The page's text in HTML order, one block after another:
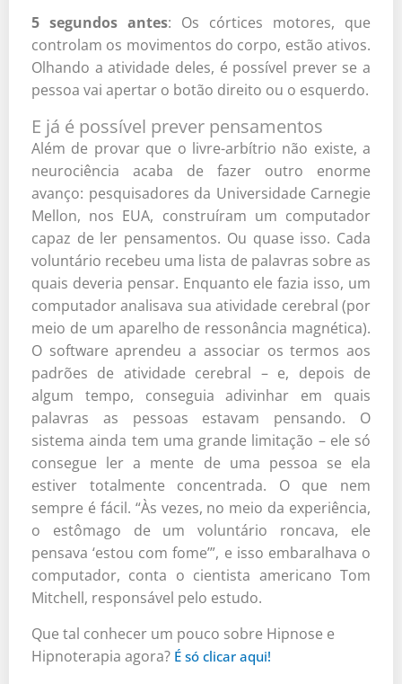
5 segundos antes: Os córtices motores, que
controlam os movimentos do corpo, estão ativos.
Olhando a atividade deles, é possível prever se a
pessoa vai apertar o botão direito ou o esquerdo.
E já é possível prever pensamentos
Além de provar que o livre-arbítrio não existe, a
neurociência acaba de fazer outro enorme
avanço: pesquisadores da Universidade Carnegie
Mellon, nos EUA, construíram um computador
capaz de ler pensamentos. Ou quase isso. Cada
voluntário recebeu uma lista de palavras sobre as
quais deveria pensar. Enquanto ele fazia isso, um
computador analisava sua atividade cerebral (por
meio de um aparelho de ressonância magnética).
O software aprendeu a associar os termos aos
padrões de atividade cerebral – e, depois de
algum tempo, conseguia adivinhar em quais
palavras as pessoas estavam pensando. O
sistema ainda tem uma grande limitação – ele só
consegue ler a mente de uma pessoa se ela
estiver totalmente concentrada. O que nem
sempre é fácil. “Às vezes, no meio da experiência,
o estômago de um voluntário roncava, ele
pensava ‘estou com fome’”, e isso embaralhava o
computador, conta o cientista americano Tom
Mitchell, responsável pelo estudo.
Que tal conhecer um pouco sobre Hipnose e
Hipnoterapia agora? É só clicar aqui!